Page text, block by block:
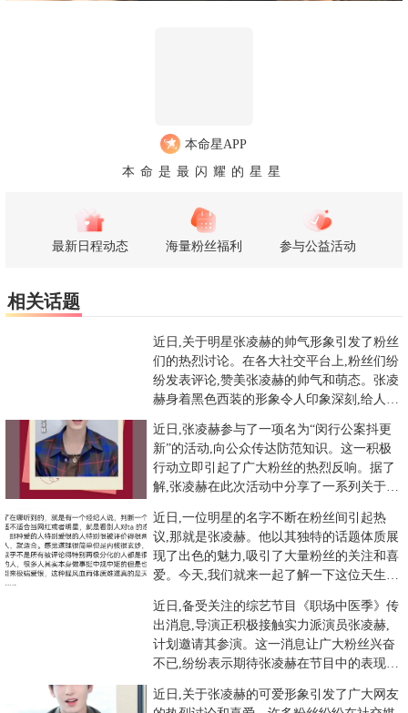
本命星APP
本命是最闪耀的星星
最新日程动态 海量粉丝福利 参与公益活动
相关话题
近日,关于明星张凌赫的帅气形象引发了粉丝
们的热烈讨论。在各大社交平台上,粉丝们纷
纷发表评论,赞美张凌赫的帅气和萌态。张凌
赫身着黑色西装的形象令人印象深刻,给人一
近日,张凌赫参与了一项名为“闵行公案抖更
新”的活动,向公众传达防范知识。这一积极
行动立即引起了广大粉丝的热烈反响。据了
解,张凌赫在此次活动中分享了一系列关于安
近日,一位明星的名字不断在粉丝间引起热
议,那就是张凌赫。他以其独特的话题体质展
现了出色的魅力,吸引了大量粉丝的关注和喜
爱。今天,我们就来一起了解一下这位天生的
近日,备受关注的综艺节目《职场中医季》传
出消息,导演正积极接触实力派演员张凌赫,
计划邀请其参演。这一消息让广大粉丝兴奋
不已,纷纷表示期待张凌赫在节目中的表现。
近日,关于张凌赫的可爱形象引发了广大网友